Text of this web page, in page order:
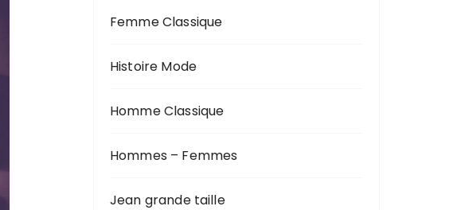
Femme Classique
Histoire Mode
Homme Classique
Hommes – Femmes
Jean grande taille